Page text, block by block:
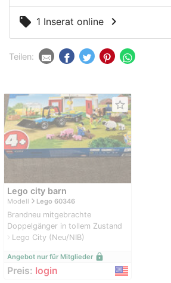
local_offer 1 Inserat online chevron_right
Teilen:
star_border
Lego city barn
Modellnavigate_nextLego 60346
Brandneu mitgebrachte
Doppelgänger in tollem Zustand
navigate_nextLego City (Neu/NIB)
Angebot nur für Mitglieder lock
Preis: login